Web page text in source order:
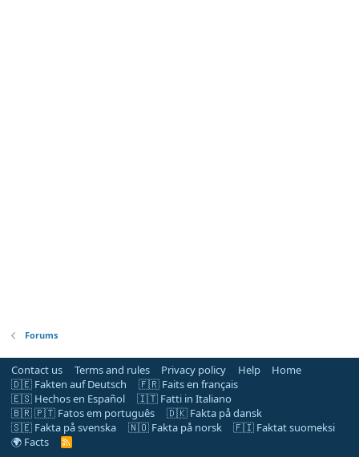
Forums
Contact us Terms and rules Privacy policy Help
Home
🇩🇪 Fakten auf Deutsch
🇫🇷 Faits en français
🇪🇸 Hechos en Español
🇮🇹 Fatti in Italiano
🇧🇷 🇵🇹 Fatos em português
🇩🇰 Fakta på dansk
🇸🇪 Fakta på svenska
🇳🇴 Fakta på norsk
🇫🇮 Faktat suomeksi
🌍 Facts
R